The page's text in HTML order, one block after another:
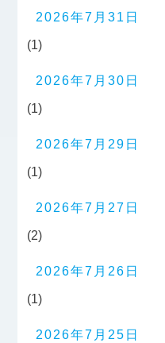
2026年7月31日
(1)
2026年7月30日
(1)
2026年7月29日
(1)
2026年7月27日
(2)
2026年7月26日
(1)
2026年7月25日